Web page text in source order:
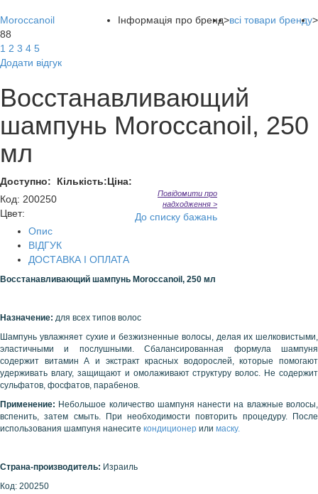
Інформація про бренд>всі товари бренду>
Moroccanoil
88
1 2 3 4 5
Додати відгук
Восстанавливающий
шампунь Moroccanoil, 250
мл
Доступно: Кількість:Ціна:
Код: 200250
Цвет:
Повідомити про
надходження >
До списку бажань
Опис
ВІДГУК
ДОСТАВКА І ОПЛАТА
Восстанавливающий шампунь Moroccanoil, 250 мл
Назначение: для всех типов волос
Шампунь увлажняет сухие и безжизненные волосы, делая их шелковистыми,
эластичными и послушными. Сбалансированная формула шампуня
содержит витамин А и экстракт красных водорослей, которые помогают
удерживать влагу, защищают и омолаживают структуру волос. Не содержит
сульфатов, фосфатов, парабенов.
Применение: Небольшое количество шампуня нанести на влажные волосы,
вспенить, затем смыть. При необходимости повторить процедуру. После
использования шампуня нанесите кондиционер или маску.
Страна-производитель: Израиль
Код: 200250